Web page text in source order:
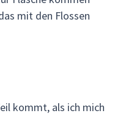
mit den Flossen
kommt, als ich mich